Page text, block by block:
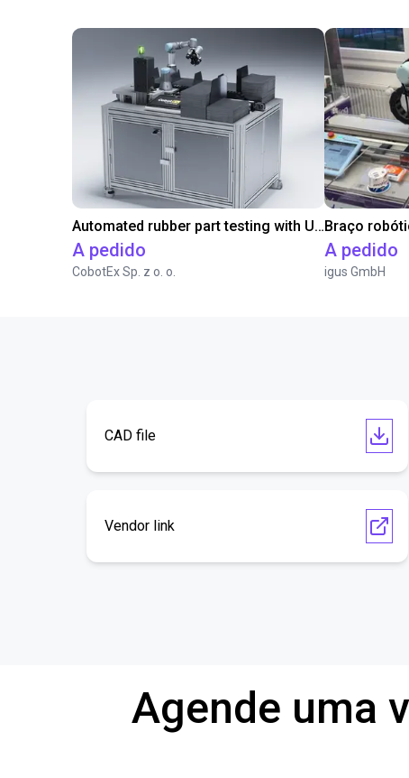
Automated rubber part testing with UR3e on a linear axis
A pedido
CobotEx Sp. z o. o.
A pedido
igus GmbH
CAD file
Vendor link
Agende uma